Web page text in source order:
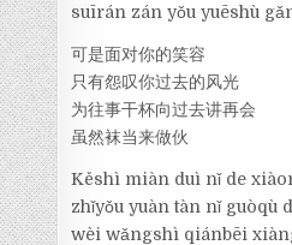
suīrán zán yǒu yuēshù
可是面对你的笑容
只有怨叹你过去的风光
为往事干杯向过去讲再会
虽然袜当来做伙
Kěshì miàn duì nǐ de
zhǐyǒu yuàn tàn nǐ guòqù
wèi wǎngshì qiánbēi